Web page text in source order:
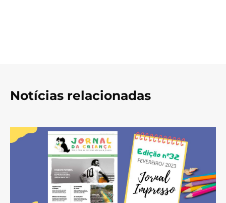
Notícias relacionadas